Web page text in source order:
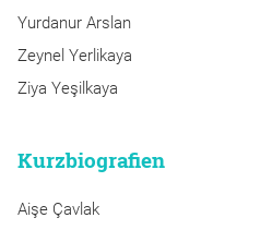
Yurdanur Arslan
Zeynel Yerlikaya
Ziya Yeşilkaya
Kurzbiografien
Aişe Çavlak